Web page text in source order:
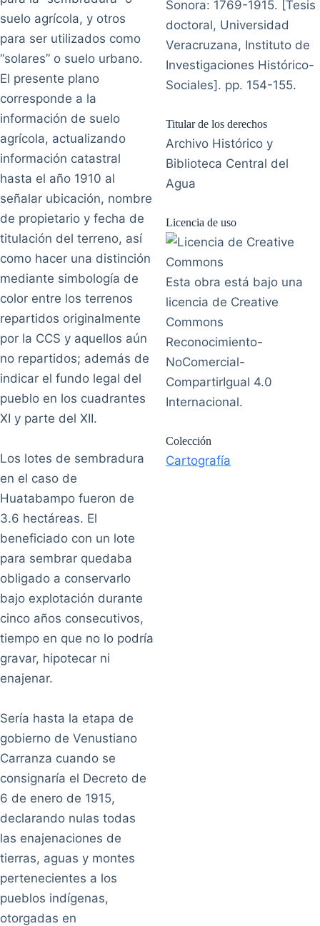
suelo agrícola, y otros
para ser utilizados como
“solares” o suelo urbano.
El presente plano
corresponde a la
información de suelo
agrícola, actualizando
información catastral
hasta el año 1910 al
señalar ubicación, nombre
de propietario y fecha de
titulación del terreno, así
como hacer una distinción
mediante simbología de
color entre los terrenos
repartidos originalmente
por la CCS y aquellos aún
no repartidos; además de
indicar el fundo legal del
pueblo en los cuadrantes
XI y parte del XII.
Los lotes de sembradura
en el caso de
Huatabampo fueron de
3.6 hectáreas. El
beneficiado con un lote
para sembrar quedaba
obligado a conservarlo
bajo explotación durante
cinco años consecutivos,
tiempo en que no lo podría
gravar, hipotecar ni
enajenar.
Sería hasta la etapa de
gobierno de Venustiano
Carranza cuando se
consignaría el Decreto de
6 de enero de 1915,
declarando nulas todas
las enajenaciones de
tierras, aguas y montes
pertenecientes a los
pueblos indígenas,
otorgadas en
Sonora: 1769-1915. [Tesis
doctoral, Universidad
Veracruzana, Instituto de
Investigaciones Histórico-
Sociales]. pp. 154-155.
Titular de los derechos
Archivo Histórico y
Biblioteca Central del
Agua
Licencia de uso
Esta obra está bajo una
licencia de Creative
Commons
Reconocimiento-
NoComercial-
CompartirIgual 4.0
Internacional.
Colección
Cartografía